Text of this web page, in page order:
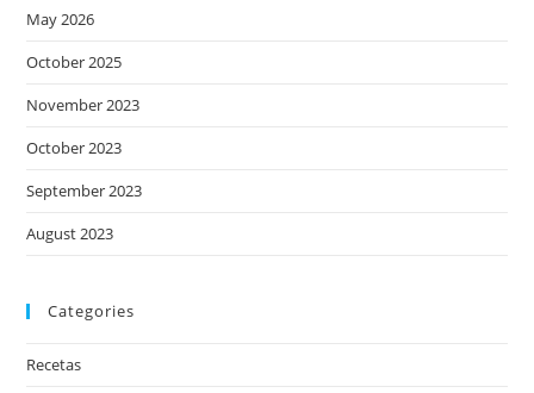
May 2026
October 2025
November 2023
October 2023
September 2023
August 2023
Categories
Recetas